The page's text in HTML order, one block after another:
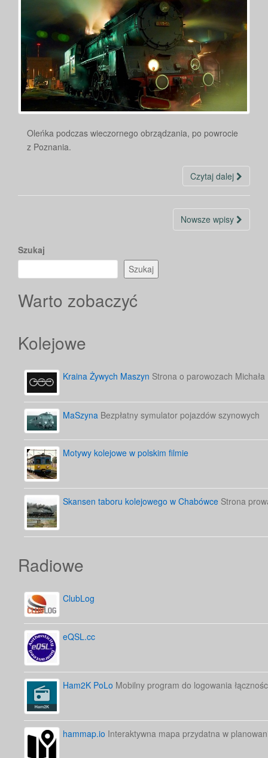
Oleńka podczas wieczornego obrządzania, po powrocie
z Poznania.
Czytaj dalej
wpisach
Nowsze wpisy
Szukaj
Szukaj
Warto zobaczyć
Kolejowe
Kraina Żywych Maszyn Strona o parowozach
MaSzyna Bezpłatny symulator pojazdów szynowych
Motywy kolejowe w polskim filmie
Skansen taboru kolejowego w Chabówce Strona
Radiowe
ClubLog
eQSL.cc
Ham2K PoLo Mobilny program do logowania
hammap.io Interaktywna mapa przydatna w